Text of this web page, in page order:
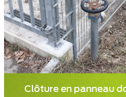
Clôture en panneau